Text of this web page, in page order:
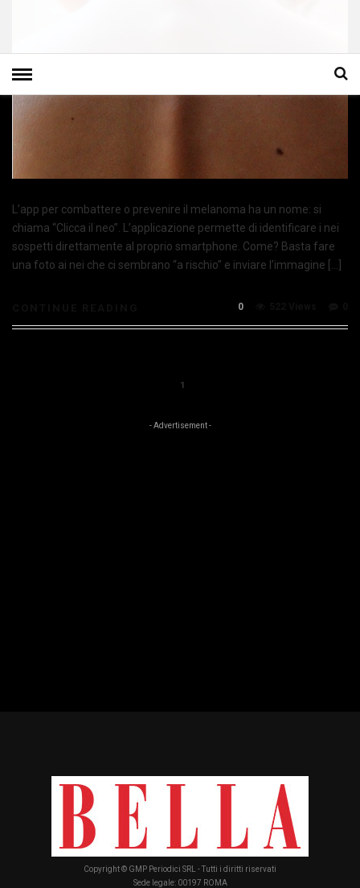
L’app per combattere o prevenire il melanoma ha un nome: si
chiama “Clicca il neo”. L’applicazione permette di identificare i nei
sospetti direttamente al proprio smartphone. Come? Basta fare
una foto ai nei che ci sembrano “a rischio” e inviare l’immagine […]
0
1
- Advertisement -
Copyright © GMP Periodici SRL - Tutti i diritti riservati
Sede legale: 00197 ROMA